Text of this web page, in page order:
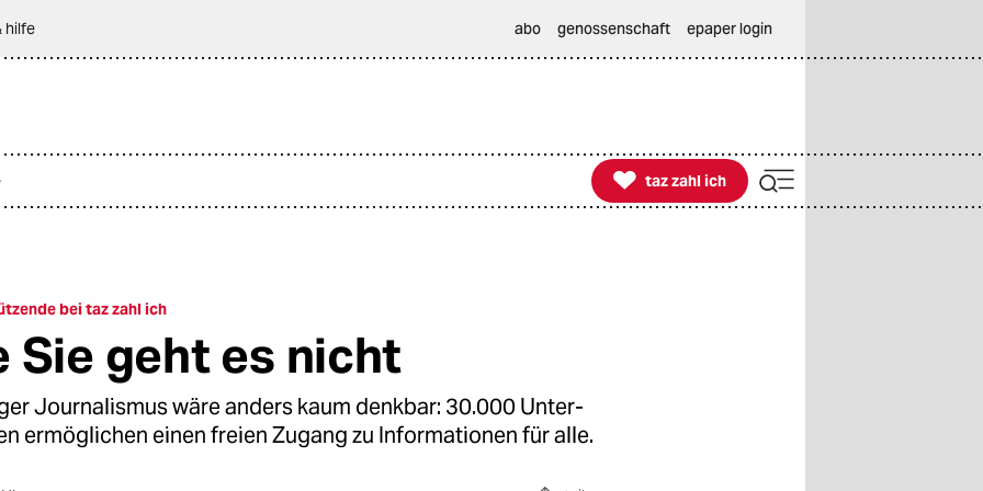
hilfe abo genossenschaft epaper login

taz zahl ich
taz zahl ich
bei taz zahl ich
Sie geht es nicht
Journalismus wäre anders kaum denkbar: 30.000 Un­ter­
ermöglichen einen freien Zugang zu Informationen für alle.